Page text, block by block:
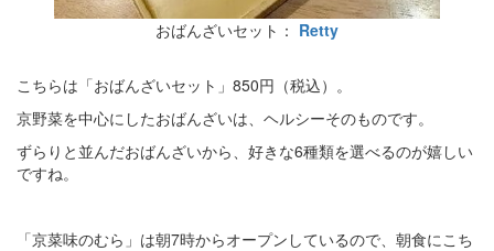
おばんざいセット： Retty
こちらは「おばんざいセット」850円（税込）。
京野菜を中心にしたおばんざいは、ヘルシーそのものです。
ずらりと並んだおばんざいから、好きな6種類を選べるのが嬉しい
ですね。
「京菜味のむら」は朝7時からオープンしているので、朝食にこち